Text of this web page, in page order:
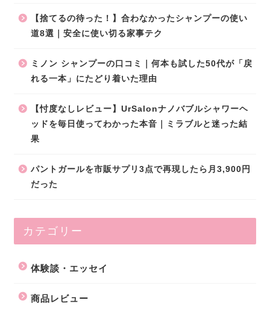
【捨てるの待った！】合わなかったシャンプーの使い
道8選｜安全に使い切る家事テク
ミノン シャンプーの口コミ｜何本も試した50代が「戻
れる一本」にたどり着いた理由
【忖度なしレビュー】UrSalonナノバブルシャワーヘ
ッドを毎日使ってわかった本音｜ミラブルと迷った結
果
パントガールを市販サプリ3点で再現したら月3,900円
だった
カテゴリー
体験談・エッセイ
商品レビュー